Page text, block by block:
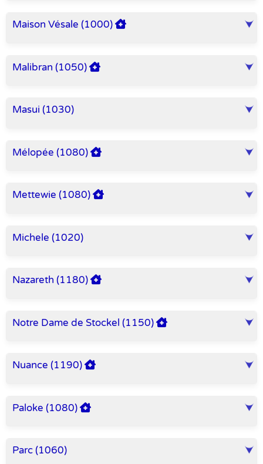
Maison Vésale (1000)
Malibran (1050)
Masui (1030)
Mélopée (1080)
Mettewie (1080)
Michele (1020)
Nazareth (1180)
Notre Dame de Stockel (1150)
Nuance (1190)
Paloke (1080)
Parc (1060)